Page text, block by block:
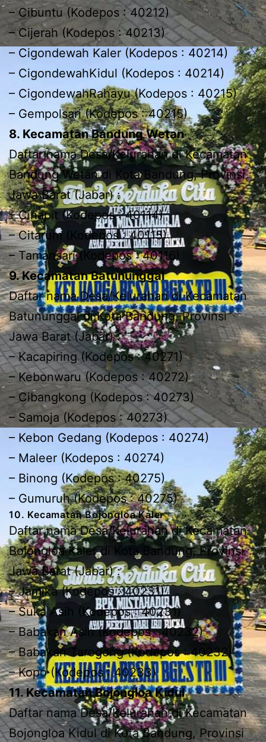
– Cibuntu (Kodepos : 40212)
– Cijerah (Kodepos : 40213)
– Cigondewah Kaler (Kodepos : 40214)
– CigondewahKidul (Kodepos : 40214)
– CigondewahRahayu (Kodepos : 40215)
– Gempolsari (Kodepos : 40215)
8. Kecamatan Bandung Wetan
Daftar nama Desa/Kelurahan di Kecamatan
Bandung Wetan di Kota Bandung, Provinsi
Jawa Barat (Jabar) :
– Cihapit (Kodepos : 40114)
– Citarum (Kodepos : 40115)
– Tamansari (Kodepos : 40116)
9. Kecamatan Batununggal
Daftar nama Desa/Kelurahan di Kecamatan
Batununggal di Kota Bandung, Provinsi
Jawa Barat (Jabar) :
– Kacapiring (Kodepos : 40271)
– Kebonwaru (Kodepos : 40272)
– Cibangkong (Kodepos : 40273)
– Samoja (Kodepos : 40273)
– Kebon Gedang (Kodepos : 40274)
– Maleer (Kodepos : 40274)
– Binong (Kodepos : 40275)
– Gumuruh (Kodepos : 40275)
10. Kecamatan Bojongloa Kaler
Daftar nama Desa/Kelurahan di Kecamatan
Bojongloa Kaler di Kota Bandung, Provinsi
Jawa Barat (Jabar) :
– Jamika (Kodepos : 40231)
– Suka Asih (Kodepos : 40231)
– Babakan Asih (Kodepos : 40232)
– Babakan Tarogong (Kodepos : 40232)
– Kopo (Kodepos : 40233)
11. Kecamatan Bojongloa Kidul
Daftar nama Desa/Kelurahan di Kecamatan
Bojongloa Kidul di Kota Bandung, Provinsi